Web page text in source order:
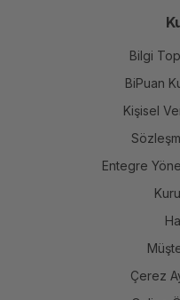
Bilgi
BiPuan
Kişisel
Entegre
Çerez